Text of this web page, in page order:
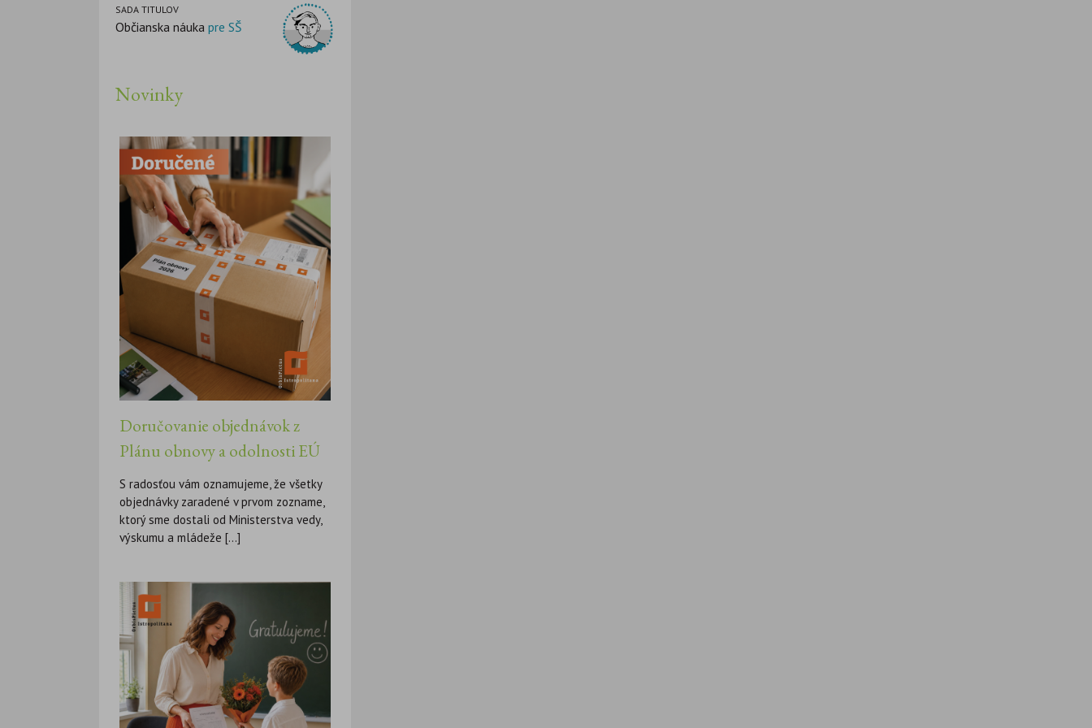
SADA TITULOV
Občianska náuka pre SŠ
Novinky
Doručovanie objednávok z
Plánu obnovy a odolnosti EÚ
S radosťou vám oznamujeme, že všetky
objednávky zaradené v prvom zozname,
ktorý sme dostali od Ministerstva vedy,
výskumu a mládeže [...]